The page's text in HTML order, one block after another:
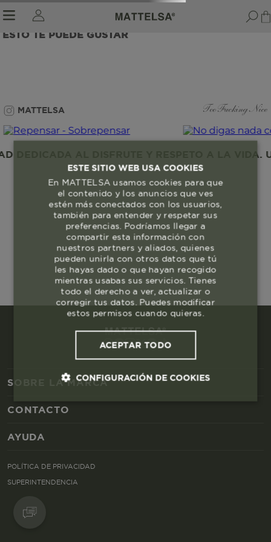
ESTO TE PUEDE GUSTAR
MATTELSA Too Fucking Nice
AL DISFRUTE Y RESPETO A LA
SOBRE LA MARCA
CONTACTO
AYUDA
POLÍTICA DE PRIVACIDAD
SUPERINTENDENCIA
ESTE SITIO WEB USA COOKIES
En MATTELSA usamos cookies para que
el contenido y los anuncios que ves
estén más conectados con los usuarios,
también para entender y respetar sus
preferencias. Podríamos llegar a
compartir esta información con
nuestros partners y aliados, quienes
pueden unirla con otros datos que tú
les hayas dado o que hayan recogido
mientras usabas sus servicios. Tienes
todo el derecho a ver, actualizar o
corregir tus datos. Puedes modificar
estos permisos cuando quieras.
ACEPTAR TODO
CONFIGURACIÓN DE COOKIES